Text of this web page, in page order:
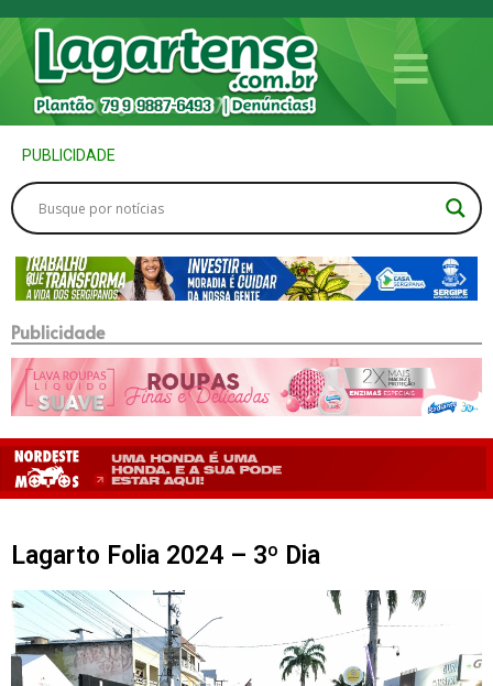
PUBLICIDADE
Publicidade
Lagarto Folia 2024 – 3º Dia